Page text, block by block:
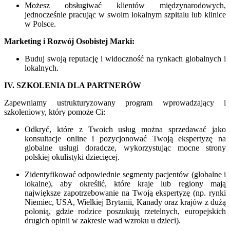
Możesz obsługiwać klientów międzynarodowych,
jednocześnie pracując w swoim lokalnym szpitalu lub klinice
w Polsce.
Marketing i Rozwój Osobistej Marki:
Buduj swoją reputację i widoczność na rynkach globalnych i
lokalnych.
IV. SZKOLENIA DLA PARTNERÓW
Zapewniamy ustrukturyzowany program wprowadzający i
szkoleniowy, który pomoże Ci:
Odkryć, które z Twoich usług można sprzedawać jako
konsultacje online i pozycjonować Twoją ekspertyzę na
globalne usługi doradcze, wykorzystując mocne strony
polskiej okulistyki dziecięcej.
Zidentyfikować odpowiednie segmenty pacjentów (globalne i
lokalne), aby określić, które kraje lub regiony mają
największe zapotrzebowanie na Twoją ekspertyzę (np. rynki
Niemiec, USA, Wielkiej Brytanii, Kanady oraz krajów z dużą
polonią, gdzie rodzice poszukują rzetelnych, europejskich
drugich opinii w zakresie wad wzroku u dzieci).